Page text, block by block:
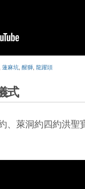
蓮麻坑 醒獅 龍躍頭
式
、萊洞約四約洪聖